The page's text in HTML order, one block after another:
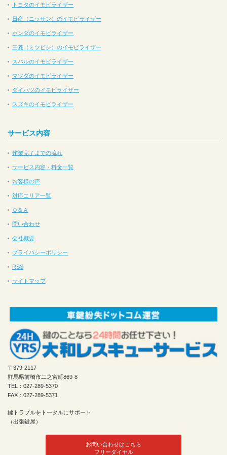
トヨタのイモビライザー
日産（ニッサン）のイモビライザー
ホンダのイモビライザー
三菱（ミツビシ）のイモビライザー
スバルのイモビライザー
マツダのイモビライザー
ダイハツのイモビライザー
スズキのイモビライザー
サービス内容
作業完了までの流れ
サービス内容・料金一覧
お客様の声
対応エリア一覧
Ｑ＆Ａ
問い合わせ
会社概要
プライバシーポリシー
RSS
サイトマップ
〒379-2117
群馬県前橋市二之宮町869-8
TEL：027-289-5370
FAX：027-289-5371
鍵トラブルをトータルにサポート
（出張鍵屋）
お問い合わせはこちら
フリーダイヤル